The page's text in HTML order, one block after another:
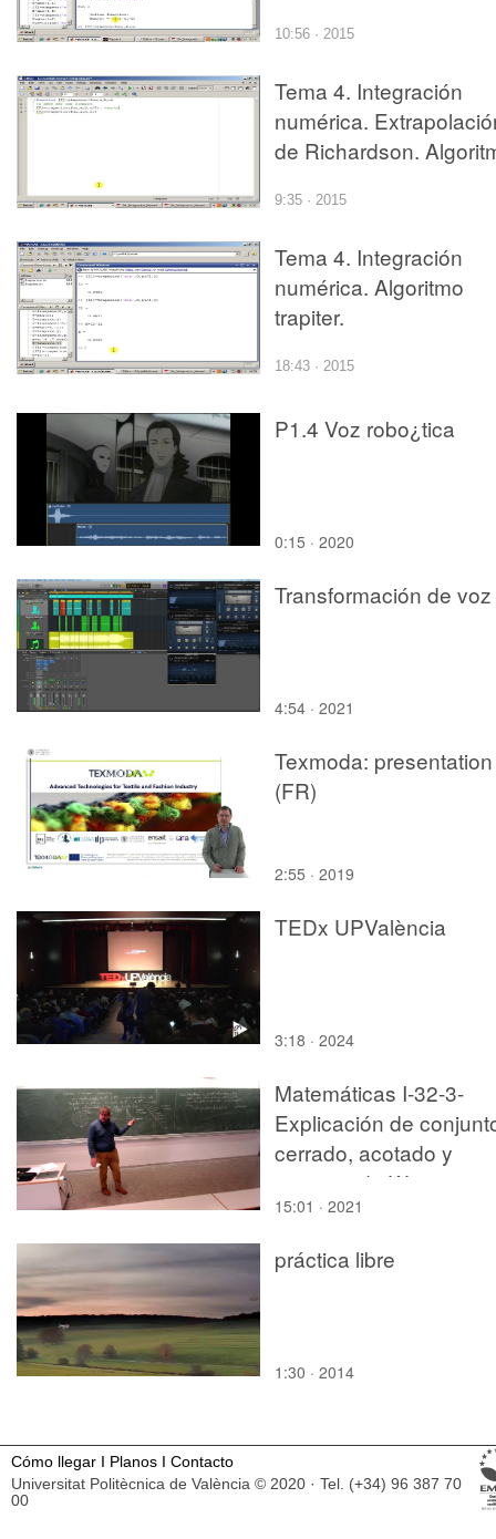
10:56 · 2015
Tema 4. Integración
numérica.
de Richardson.
9:35 · 2015
Tema 4. Integración
numérica. Algoritmo
trapiter.
18:43 · 2015
P1.4 Voz robo¿tica
0:15 · 2020
Transformación de voz
4:54 · 2021
Texmoda: presentation
(FR)
2:55 · 2019
TEDx UPValència
3:18 · 2024
Matemáticas I-32-3-
Explicación de
cerrado, acotado y
teorema de
15:01 · 2021
práctica libre
1:30 · 2014
Cómo llegar I Planos I Contacto
Universitat Politècnica de València © 2020 · Tel. (+34) 96 387 70
00